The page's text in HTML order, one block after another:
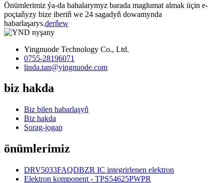
Önümlerimiz ýa-da bahalarymyz barada maglumat almak üçin e-
poçtaňyzy bize iberiň we 24 sagadyň dowamynda
habarlaşarys.derňew
Yingnuode Technology Co., Ltd.
0755-28196071
linda.tan@yingnuode.com
biz hakda
Biz bilen habarlaşyň
Biz hakda
Sorag-jogap
önümlerimiz
DRV5033FAQDBZR IC integrirlenen elektron
Elektron komponent - TPS54625PWPR